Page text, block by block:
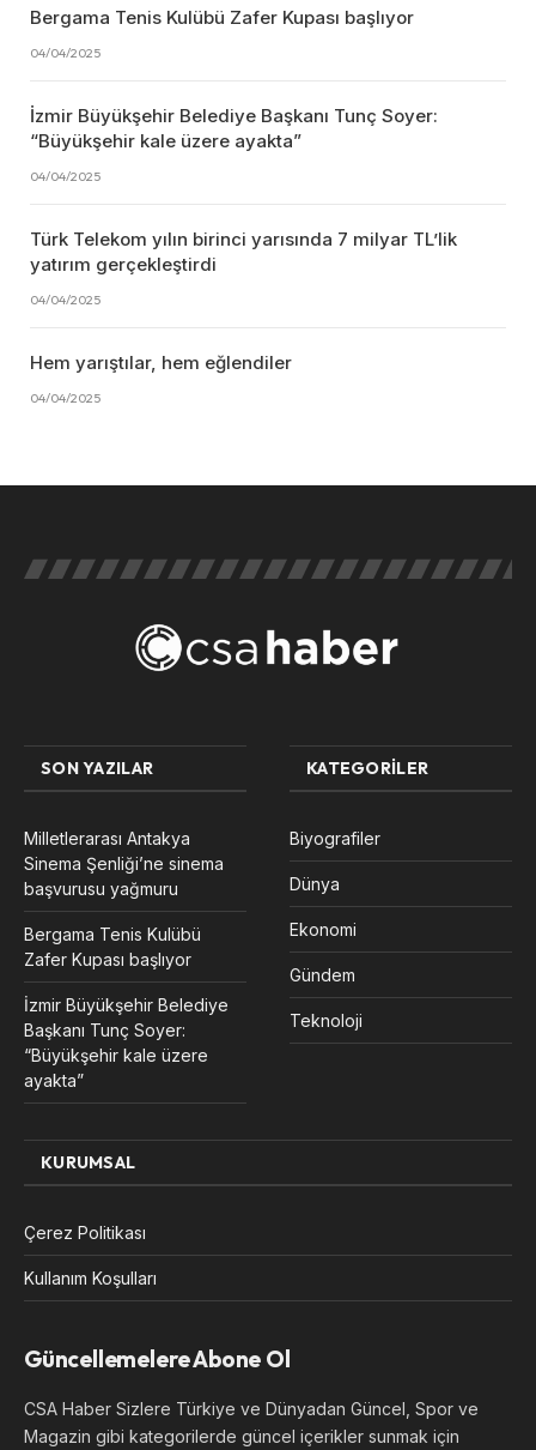
Bergama Tenis Kulübü Zafer Kupası başlıyor
04/04/2025
İzmir Büyükşehir Belediye Başkanı Tunç Soyer:
“Büyükşehir kale üzere ayakta”
04/04/2025
Türk Telekom yılın birinci yarısında 7 milyar TL’lik
yatırım gerçekleştirdi
04/04/2025
Hem yarıştılar, hem eğlendiler
04/04/2025
SON YAZILAR
Milletlerarası Antakya
Sinema Şenliği’ne sinema
başvurusu yağmuru
Bergama Tenis Kulübü
Zafer Kupası başlıyor
İzmir Büyükşehir Belediye
Başkanı Tunç Soyer:
“Büyükşehir kale üzere
ayakta”
KATEGORILER
Biyografiler
Dünya
Ekonomi
Gündem
Teknoloji
KURUMSAL
Çerez Politikası
Kullanım Koşulları
Güncellemelere Abone Ol
CSA Haber Sizlere Türkiye ve Dünyadan Güncel, Spor ve
Magazin gibi kategorilerde güncel içerikler sunmak için